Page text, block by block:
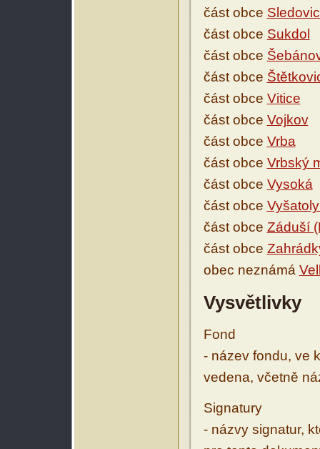
část obce
část obce Sukdol
část obce
část obce
část obce Vitice
část obce Vojkov
část obce Vrba
část obce Vrbský
část obce Vysoká
část obce
část obce Záduší
část obce
obec neznámá
Vysvětlivky
Fond
- název fondu, ve
vedena, včetně
Signatury
- názvy signatur,